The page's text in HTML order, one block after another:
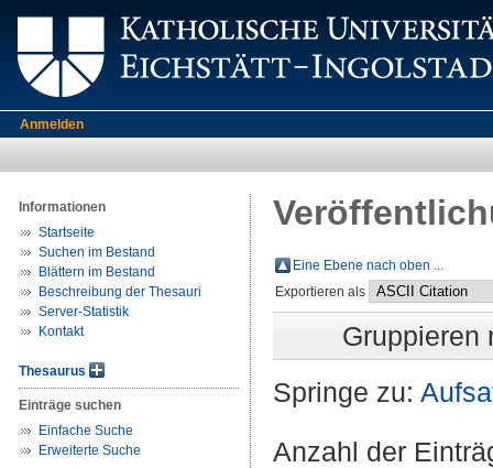
Anmelden
Informationen
Startseite
Suchen im Bestand
Blättern im Bestand
Beschreibung der Thesauri
Server-Statistik
Kontakt
Thesaurus
Einträge suchen
Einfache Suche
Erweiterte Suche
Eine Ebene nach oben ...
Exportieren als
Gruppieren
Springe zu:
Anzahl der